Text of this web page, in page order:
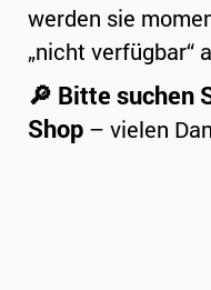
werden sie
„nicht verfügbar“
🔎 Bitte suchen
Shop – vielen